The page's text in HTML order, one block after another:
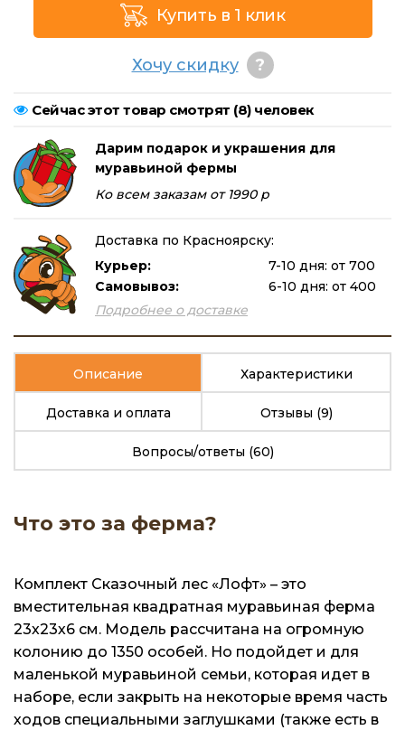
Купить в 1 клик
Хочу скидку ?
Сейчас этот товар смотрят (8) человек
Дарим подарок и украшения для
муравьиной фермы
Ко всем заказам от 1990 р
Доставка по Красноярску:
Курьер:
7-10 дня: от 700
Самовывоз:
6-10 дня: от 400
Подробнее о доставке
Описание Характеристики
Доставка и оплата Отзывы (9)
Вопросы/ответы (60)
Что это за ферма?
Комплект Сказочный лес «Лофт» – это
вместительная квадратная муравьиная ферма
23х23х6 см. Модель рассчитана на огромную
колонию до 1350 особей. Но подойдет и для
маленькой муравьиной семьи, которая идет в
наборе, если закрыть на некоторые время часть
ходов специальными заглушками (также есть в